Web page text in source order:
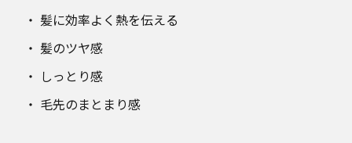
髪に効率よく熱を伝える
髪のツヤ感
しっとり感
毛先のまとまり感